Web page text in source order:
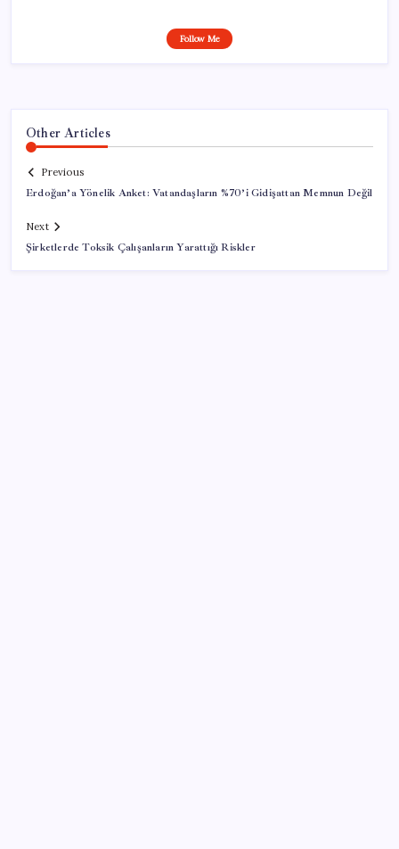
Follow Me
Other Articles
Previous
Erdoğan’a Yönelik Anket: Vatandaşların %70’i Gidişattan Memnun Değil
Next
Şirketlerde Toksik Çalışanların Yarattığı Riskler